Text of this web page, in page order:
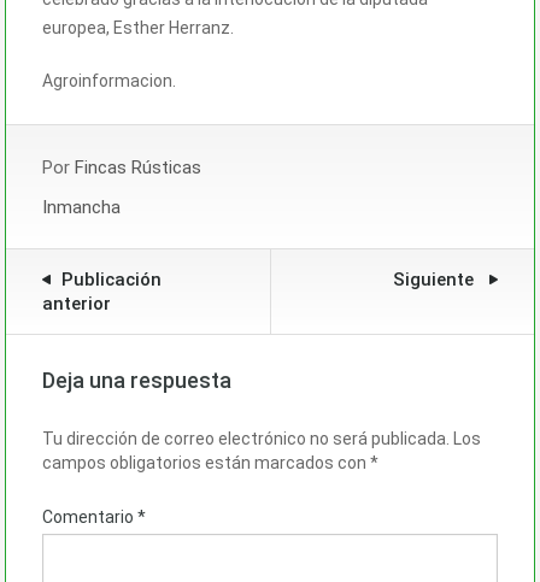
europea, Esther Herranz.
Agroinformacion.
Por Fincas Rústicas
Inmancha
Publicación
anterior
Siguiente
Deja una respuesta
Tu dirección de correo electrónico no será publicada. Los
campos obligatorios están marcados con *
Comentario *